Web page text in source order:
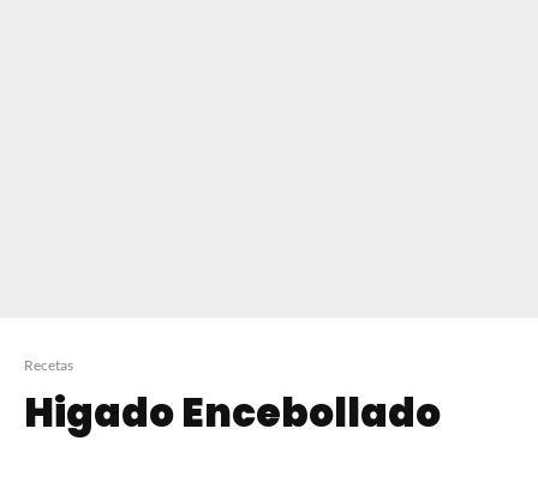
Recetas
Higado Encebollado